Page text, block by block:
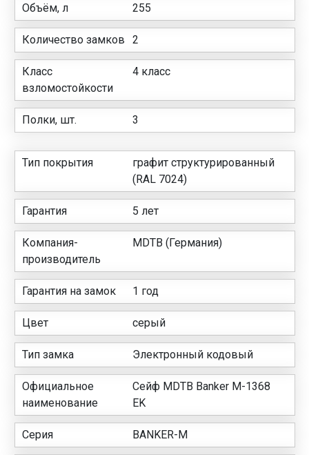
Объём, л 255
Количество замков 2
Класс
взломостойкости
4 класс
Полки, шт. 3
Тип покрытия
графит структурированный
(RAL 7024)
Гарантия 5 лет
Компания-
производитель
MDTB (Германия)
Гарантия на замок 1 год
Цвет серый
Тип замка Электронный кодовый
Официальное
наименование
Сейф MDTB Banker M-1368
EK
Серия BANKER-M